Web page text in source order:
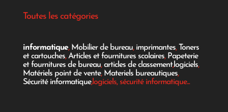
Toutes les catégories
informatique, Mobilier de bureau, imprimantes, Toners
et cartouches,Articles et fournitures scolaires, Papeterie
et fournitures de bureau,articles de classement,logiciels,
Matériels point de vente, Materiels bureautiques,
Sécurité informatique,logiciels, sécurité informatique...